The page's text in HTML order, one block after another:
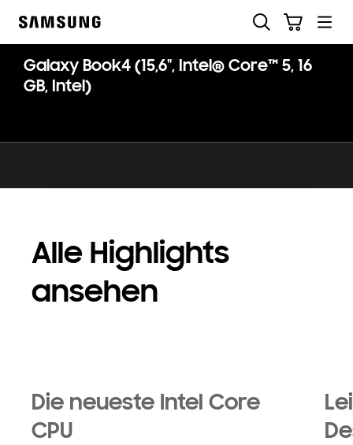
Galaxy Book4 (15,6", Intel® Core™ 5, 16
GB, Intel)
Alle Highlights
ansehen
Die neueste Intel Core
CPU